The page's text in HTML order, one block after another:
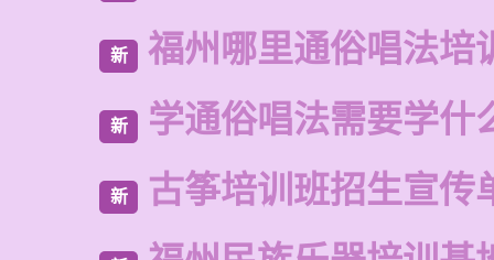
新 福州哪里通俗唱法培
新 学通俗唱法需要学什
新 古筝培训班招生宣传